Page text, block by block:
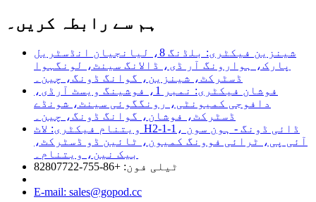
ہم سے رابطہ کریں۔
شینزین فیکٹری: بلڈنگ 8، لیانجیان انڈسٹریل
پارک، ہوارونگ آر ڈی، ڈالانگ سینٹ، لونگہوا
ڈسٹرکٹ، شینزین، گوانگ ڈونگ، چین۔
فوشان فیکٹری: نمبر 1، فوشینگ ویسٹ آرڈی،
دافوجی کمیونٹی، رونگگوئی سینٹ، شونڈے
ڈسٹرکٹ، فوشان، گوانگ ڈونگ، چین۔
ویتنام فیکٹری: لاٹ H2-1-1، ڈائی ڈونگ - ہون سون
آئی پی، ٹرائی فوونگ کمیون، ٹائین ڈو ڈسٹرکٹ،
بیک نین، ویتنام۔
ٹیلی فون: +86-755-82807722
E-mail: sales@gopod.cc